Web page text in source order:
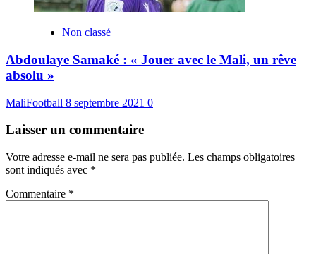
Non classé
Abdoulaye Samaké : « Jouer avec le Mali, un rêve
absolu »
MaliFootball 8 septembre 2021 0
Laisser un commentaire
Votre adresse e-mail ne sera pas publiée. Les champs obligatoires
sont indiqués avec *
Commentaire *